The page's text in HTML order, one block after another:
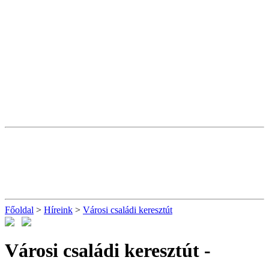
Főoldal > Híreink > Városi családi keresztút
Városi családi keresztút -